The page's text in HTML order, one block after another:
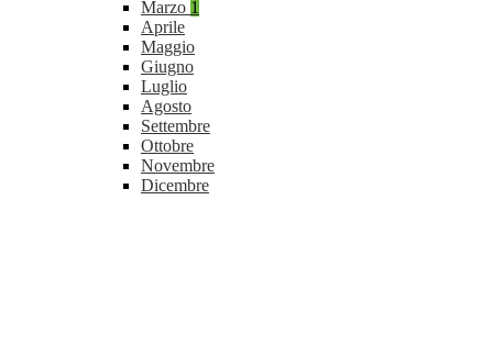
Marzo 1
Aprile
Maggio
Giugno
Luglio
Agosto
Settembre
Ottobre
Novembre
Dicembre